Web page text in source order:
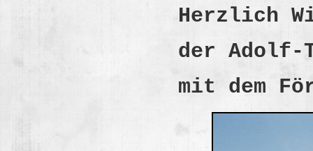
Herzlich
der Adolf-
mit dem